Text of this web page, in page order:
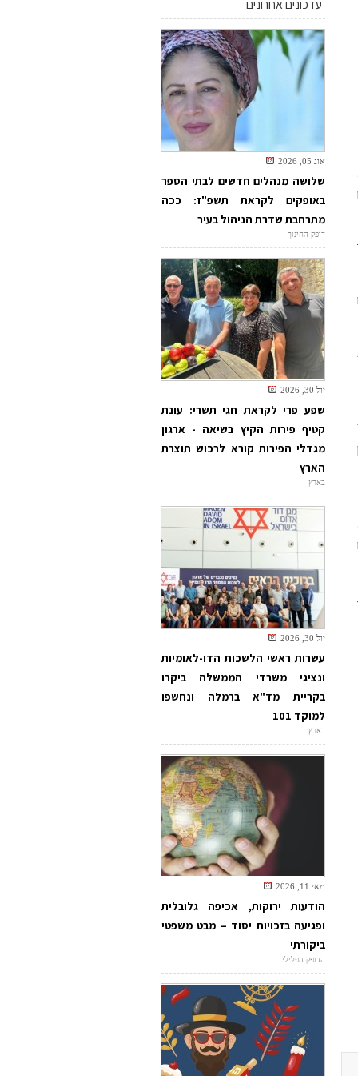
עדכונים אחרונים
אוג 05, 2026
שלושה מנהלים חדשים לבתי הספר
באופקים לקראת תשפ"ז: ככה
מתרחבת שדרת הניהול בעיר
דופק החינוך
יול 30, 2026
שפע פרי לקראת חגי תשרי: עונת
קטיף פירות הקיץ בשיאה - ארגון
מגדלי הפירות קורא לרכוש תוצרת
הארץ
בארץ
יול 30, 2026
עשרות ראשי הלשכות הדו-לאומיות
ונציגי משרדי הממשלה ביקרו
בקריית מד"א ברמלה ונחשפו
למוקד 101
בארץ
מאי 11, 2026
הודעות ירוקות, אכיפה גלובלית
ופגיעה בזכויות יסוד – מבט משפטי
ביקורתי
הדופק הפלילי